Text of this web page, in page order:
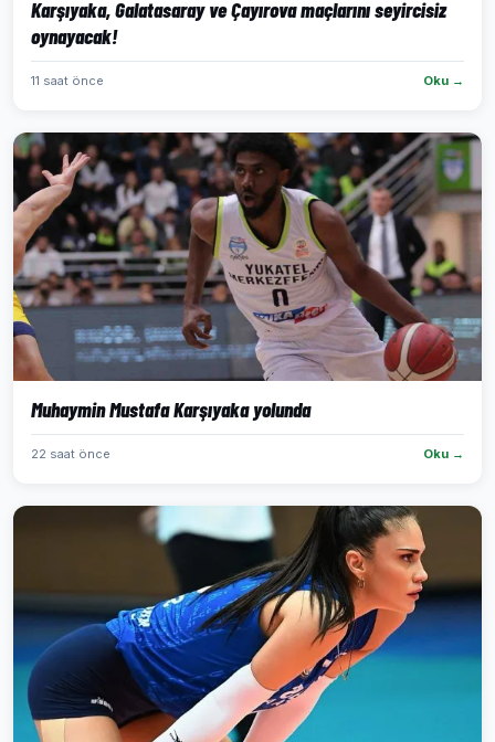
Karşıyaka, Galatasaray ve Çayırova maçlarını seyircisiz
oynayacak!
11 saat önce Oku →
Muhaymin Mustafa Karşıyaka yolunda
22 saat önce Oku →